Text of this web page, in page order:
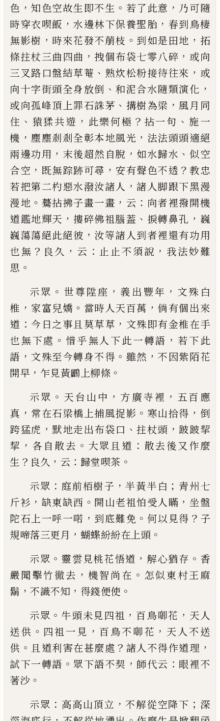
色 ，知色空故生即不生 。 若了此意 ， 乃可隨
時穿衣喫飯 ，水邊林下保養聖胎 ， 春到鳥棲
無影樹 ， 時來花發不萠枝 。 到如是田地 ， 拓
條拄杖三曲四曲 ， 拽個布袋七零八碎 ， 或向
三叉路口盤結草菴 、 熟炊松粉接待往來 ， 或
向十字街頭全身放倒 、 和泥合水隨類演化 ，
或向孤峰頂上罪石誅茅 、 搆樹為梁 ， 風月同
住 、 猿猱共遊 ， 此樂何極 ？ 拈一句 、 施一
機 ， 塵塵剎剎全彰本地風光 ， 法法頭頭適絕
兩邊功用 ， 末後超然自脫 ， 如水歸水 、似空
合空 ， 既無踪跡可尋 ， 安有聲色不透 ？ 教忠
若把第二杓惡水潑汝諸人 ，諸人脚跟下黑漫
漫地 。 驀拈拂子畫一畫 ， 云 ： 向者裡撥開機
道鑑地輝天 ， 摟碎佛祖腦葢 、 捩轉鼻孔 ， 巍
巍蕩蕩絕此絕彼 ， 汝等諸人到者裡還有功用
也無 ？ 良久 ， 云 ： 止止不須說 ， 我法妙難
思 。
示眾 。 世尊陞座 ， 義出豐年 ， 文殊白
椎 ， 家富兒嬌 。 當時人天百萬 ，倘有個出來
道 ： 今日之事且莫草草 ， 文殊即有金椎在手
也無下處 。 惜乎無人下此一轉語 ， 若下此
語 ， 文殊至今轉身不得 。 雖然 ，不因紫陌花
開早 ， 乍見黃鸝上柳條 。
示眾 。 天台山中 ， 方廣寺裡 ， 五百應
真 ， 常在石梁橋上捕風捉影 。 寒山拾得 ， 倒
跨猛虎 ，默地走出布袋口 、拄杖頭 ， 跛跛挈
挈 ， 各自散去 。 大眾且道 ： 散去後又作麼
生 ？ 良久 ， 云 ： 歸堂喫茶 。
示眾 ： 庭前栢樹子 ，半黃半白 ； 青州七
斤衫 ， 缺東缺西 。 開山老祖怕受人瞞 ， 坐盤
陀石上一呼一喏 ， 到底難免 。 何以見得 ？ 子
規啼落三更月 ， 蝴蝶紛紛在上頭 。
示眾 。靈雲見桃花悟道 ， 解心猶存 。 香
嚴聞擊竹徹去 ， 機智尚在 。 怎似東村王麻
鬍 ， 不識不知 ， 得錢便使 。
示眾 。牛頭未見四祖 ， 百鳥啣花 ， 天人
送供 。 四祖一見 ， 百鳥不啣花 ， 天人不送
供 。 且道利害在甚麼處 ？ 諸人不得作道理 ，
試下一轉語 。 眾下語不契 ， 師代云 ： 眼裡不
著沙 。
示眾 ： 高高山頂立 ，不解從空降下 ； 深